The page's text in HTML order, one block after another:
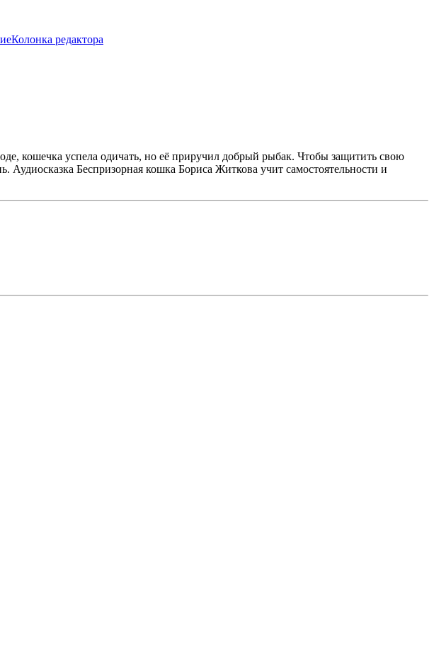
Колонка редактора
кошечка успела одичать, но её приручил добрый рыбак. Чтобы защитить свою
Беспризорная кошка Бориса Житкова учит самостоятельности и